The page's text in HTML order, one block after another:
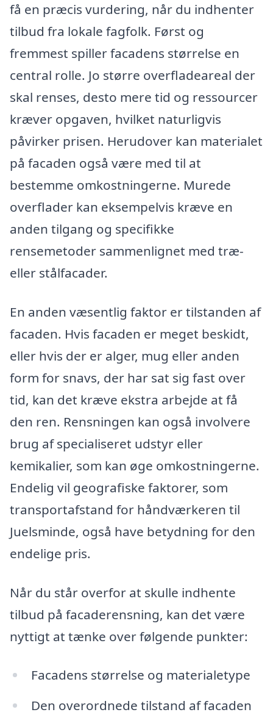
få en præcis vurdering, når du indhenter
tilbud fra lokale fagfolk. Først og
fremmest spiller facadens størrelse en
central rolle. Jo større overfladeareal der
skal renses, desto mere tid og ressourcer
kræver opgaven, hvilket naturligvis
påvirker prisen. Herudover kan materialet
på facaden også være med til at
bestemme omkostningerne. Murede
overflader kan eksempelvis kræve en
anden tilgang og specifikke
rensemetoder sammenlignet med træ-
eller stålfacader.
En anden væsentlig faktor er tilstanden af
facaden. Hvis facaden er meget beskidt,
eller hvis der er alger, mug eller anden
form for snavs, der har sat sig fast over
tid, kan det kræve ekstra arbejde at få
den ren. Rensningen kan også involvere
brug af specialiseret udstyr eller
kemikalier, som kan øge omkostningerne.
Endelig vil geografiske faktorer, som
transportafstand for håndværkeren til
Juelsminde, også have betydning for den
endelige pris.
Når du står overfor at skulle indhente
tilbud på facaderensning, kan det være
nyttigt at tænke over følgende punkter:
Facadens størrelse og materialetype
Den overordnede tilstand af facaden